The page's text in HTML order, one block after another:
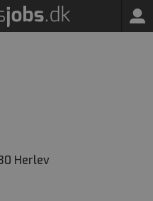
Herlev